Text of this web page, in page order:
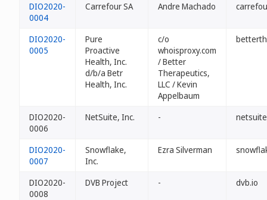
DIO2020-
0004
Carrefour SA Andre Machado
DIO2020-
0005
Pure
Proactive
Health, Inc.
d/b/a Betr
Health, Inc.
c/o
whoisproxy.com
/ Better
Therapeutics,
LLC / Kevin
Appelbaum
DIO2020-
0006
NetSuite, Inc. -
DIO2020-
0007
Snowflake,
Inc.
Ezra Silverman
DIO2020-
0008
DVB Project - dvb.io